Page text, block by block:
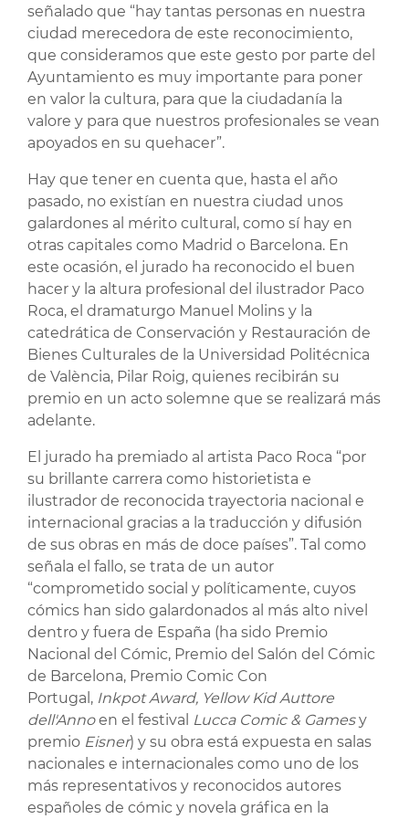
señalado que “hay tantas personas en nuestra
ciudad merecedora de este reconocimiento,
que consideramos que este gesto por parte del
Ayuntamiento es muy importante para poner
en valor la cultura, para que la ciudadanía la
valore y para que nuestros profesionales se vean
apoyados en su quehacer”.
Hay que tener en cuenta que, hasta el año
pasado, no existían en nuestra ciudad unos
galardones al mérito cultural, como sí hay en
otras capitales como Madrid o Barcelona. En
este ocasión, el jurado ha reconocido el buen
hacer y la altura profesional del ilustrador Paco
Roca, el dramaturgo Manuel Molins y la
catedrática de Conservación y Restauración de
Bienes Culturales de la Universidad Politécnica
de València, Pilar Roig, quienes recibirán su
premio en un acto solemne que se realizará más
adelante.
El jurado ha premiado al artista Paco Roca “por
su brillante carrera como historietista e
ilustrador de reconocida trayectoria nacional e
internacional gracias a la traducción y difusión
de sus obras en más de doce países”. Tal como
señala el fallo, se trata de un autor
“comprometido social y políticamente, cuyos
cómics han sido galardonados al más alto nivel
dentro y fuera de España (ha sido Premio
Nacional del Cómic, Premio del Salón del Cómic
de Barcelona, Premio Comic Con
Portugal, Inkpot Award, Yellow Kid Auttore
dell'Annoen el festival Lucca Comic & Gamesy
premio Eisner) y su obra está expuesta en salas
nacionales e internacionales como uno de los
más representativos y reconocidos autores
españoles de cómic y novela gráfica en la